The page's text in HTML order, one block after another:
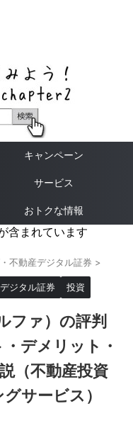
キャンペーン
サービス
おトクな情報
含まれています
不動産デジタル証券 >
ジタル証券 投資
ファ）の評判
デメリット・
（不動産投資
サービス）